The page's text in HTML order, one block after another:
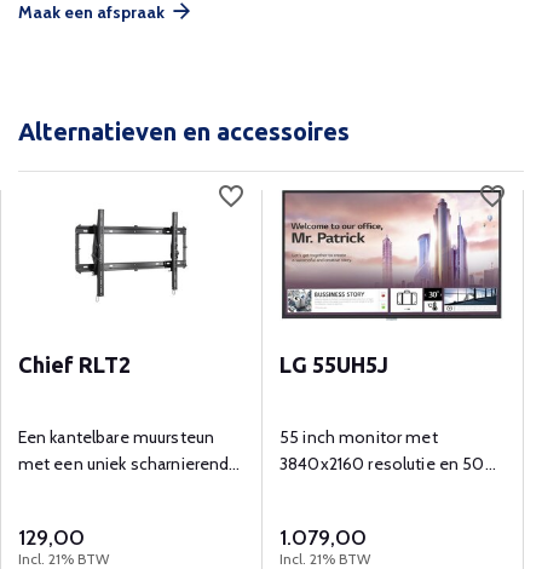
Maak een afspraak
Alternatieven en accessoires
Chief RLT2
Een kantelbare muursteun
met een uniek scharnierend
129,00
Incl. 21% BTW
LG 55UH5J
55 inch monitor met
3840x2160 resolutie en 500
1.079,00
Incl. 21% BTW